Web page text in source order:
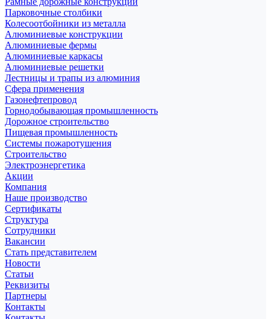
Парковочные столбики
Колесоотбойники из металла
Алюминиевые конструкции
Алюминиевые фермы
Алюминиевые каркасы
Алюминиевые решетки
Лестницы и трапы из алюминия
Сфера применения
Газонефтепровод
Горнодобывающая промышленность
Дорожное строительство
Пищевая промышленность
Системы пожаротушения
Строительство
Электроэнергетика
Акции
Компания
Наше производство
Сертификаты
Структура
Сотрудники
Вакансии
Стать представителем
Новости
Статьи
Реквизиты
Партнеры
Контакты